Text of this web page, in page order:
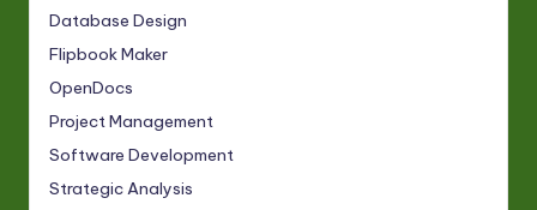
Database Design
Flipbook Maker
OpenDocs
Project Management
Software Development
Strategic Analysis